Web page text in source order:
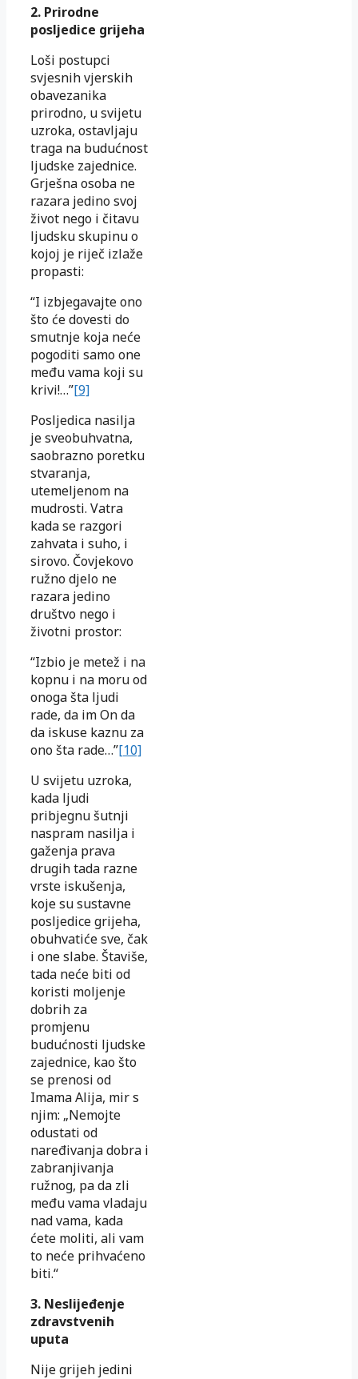
2. Prirodne
posljedice grijeha
Loši postupci
svjesnih vjerskih
obavezanika
prirodno, u svijetu
uzroka, ostavljaju
traga na budućnost
ljudske zajednice.
Grješna osoba ne
razara jedino svoj
život nego i čitavu
ljudsku skupinu o
kojoj je riječ izlaže
propasti:
“I izbjegavajte ono
što će dovesti do
smutnje koja neće
pogoditi samo one
među vama koji su
krivi!…”[9]
Posljedica nasilja
je sveobuhvatna,
saobrazno poretku
stvaranja,
utemeljenom na
mudrosti. Vatra
kada se razgori
zahvata i suho, i
sirovo. Čovjekovo
ružno djelo ne
razara jedino
društvo nego i
životni prostor:
“Izbio je metež i na
kopnu i na moru od
onoga šta ljudi
rade, da im On da
da iskuse kaznu za
ono šta rade…”[10]
U svijetu uzroka,
kada ljudi
pribjegnu šutnji
naspram nasilja i
gaženja prava
drugih tada razne
vrste iskušenja,
koje su sustavne
posljedice grijeha,
obuhvatiće sve, čak
i one slabe. Štaviše,
tada neće biti od
koristi moljenje
dobrih za
promjenu
budućnosti ljudske
zajednice, kao što
se prenosi od
Imama Alija, mir s
njim: „Nemojte
odustati od
naređivanja dobra i
zabranjivanja
ružnog, pa da zli
među vama vladaju
nad vama, kada
ćete moliti, ali vam
to neće prihvaćeno
biti.“
3. Neslijeđenje
zdravstvenih
uputa
Nije grijeh jedini